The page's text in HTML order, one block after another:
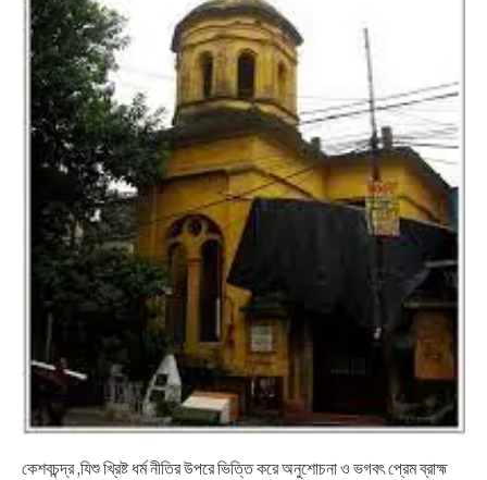
কেশবচন্দ্র ,যিশু খ্রিষ্ট ধর্ম নীতির উপরে ভিত্তি করে অনুশোচনা ও ভগবৎ প্রেম ব্রাহ্ম